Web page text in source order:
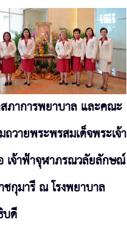
ภาการพยาบาล และคณะ
ถวายพระพรสมเด็จพระเจ้า
เจ้าฟ้าจุฬาภรณวลัยลักษณ์
ชกุมารี ณ โรงพยาบาล
บดี